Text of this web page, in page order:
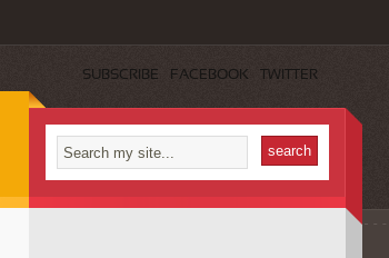
SUBSCRIBE FACEBOOK TWITTER